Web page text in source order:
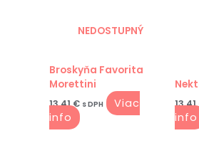
NEDOSTUPNÝ
Broskyňa Favorita
Morettini
13.41€ s DPH
Viac
info
13.41
info